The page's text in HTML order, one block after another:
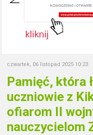
czwartek, 06 listopad 2025 10:23
Pamięć, która
uczniowie z
ofiarom II
nauczycielom